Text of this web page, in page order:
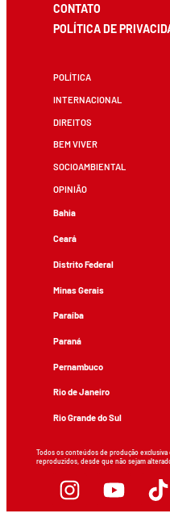
CONTATO
POLÍTICA DE
POLÍTICA
INTERNACIONAL
DIREITOS
BEM VIVER
SOCIOAMBIENTAL
OPINIÃO
Bahia
Ceará
Distrito Federal
Minas Gerais
Paraíba
Paraná
Pernambuco
Rio de Janeiro
Rio Grande do Sul
Todos os conteúdos de produção
reproduzidos, desde que não sejam